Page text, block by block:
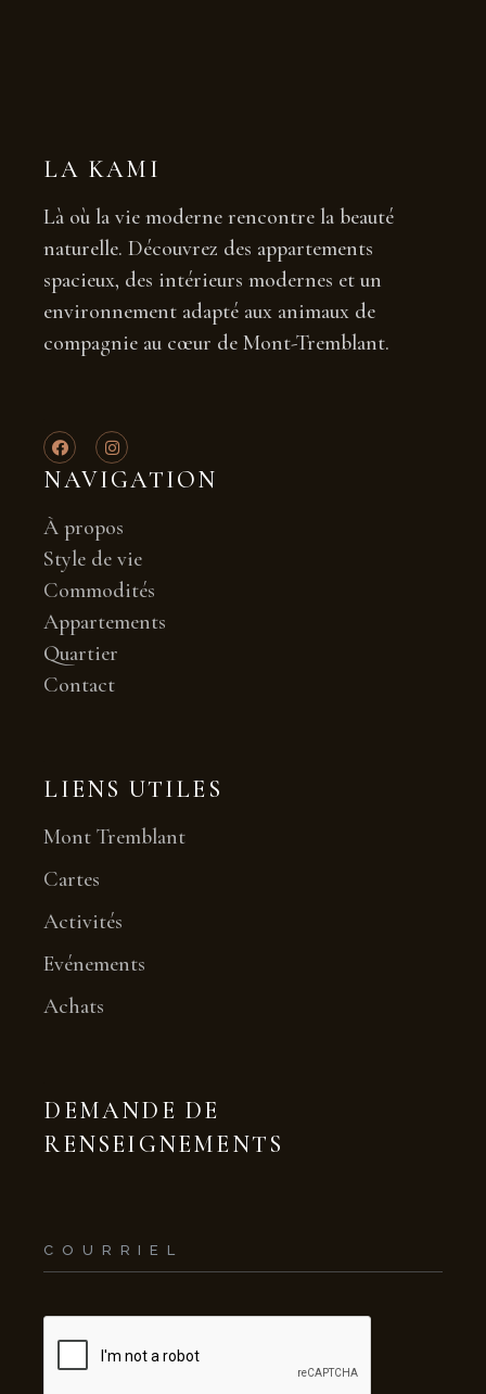
LA KAMI
Là où la vie moderne rencontre la beauté
naturelle. Découvrez des appartements
spacieux, des intérieurs modernes et un
environnement adapté aux animaux de
compagnie au cœur de Mont-Tremblant.
NAVIGATION
À propos
Style de vie
Commodités
Appartements
Quartier
Contact
LIENS UTILES
Mont Tremblant
Cartes
Activités
Evénements
Achats
DEMANDE DE
RENSEIGNEMENTS